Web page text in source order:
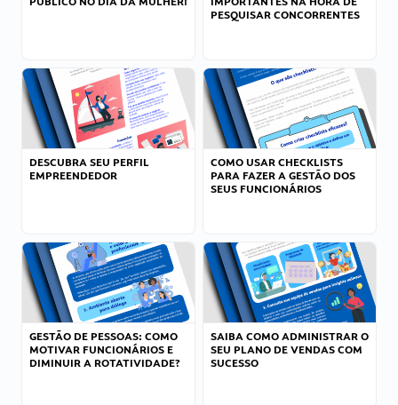
PESQUISAR CONCORRENTES
DESCUBRA SEU PERFIL
EMPREENDEDOR
COMO USAR CHECKLISTS
PARA FAZER A GESTÃO DOS
SEUS FUNCIONÁRIOS
GESTÃO DE PESSOAS: COMO
MOTIVAR FUNCIONÁRIOS E
DIMINUIR A ROTATIVIDADE?
SAIBA COMO ADMINISTRAR O
SEU PLANO DE VENDAS COM
SUCESSO